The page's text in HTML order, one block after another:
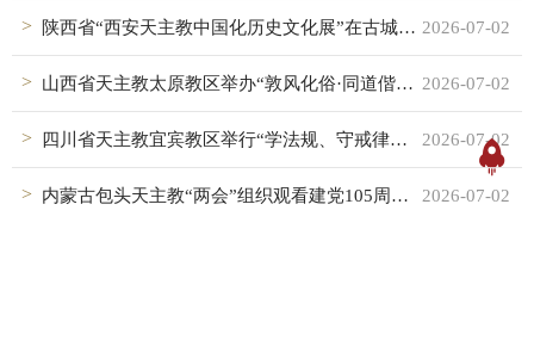
2026-07-02
陕西省“西安天主教中国化历史文化展”在古城西安开幕
2026-07-02
山西省天主教太原教区举办“敦风化俗·同道偕行——天主教中国化的历史流变与当代实践研讨活动”探索天主教中国化太原实践
2026-07-02
四川省天主教宜宾教区举行“学法规、守戒律、重修为、树形象”教育活动总结会暨江安县天主堂调研通报会
2026-07-02
内蒙古包头天主教“两会”组织观看建党105周年大会